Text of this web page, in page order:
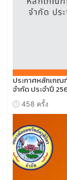
ประกาศหลักเก
จำกัด ประจำปี
458 ครั้ง